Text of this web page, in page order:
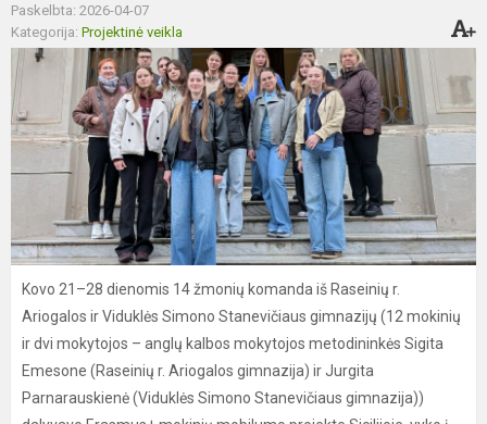
Paskelbta: 2026-04-07
Kategorija: Projektinė veikla
Kovo 21–28 dienomis 14 žmonių komanda iš Raseinių r.
Ariogalos ir Viduklės Simono Stanevičiaus gimnazijų (12 mokinių
ir dvi mokytojos – anglų kalbos mokytojos metodininkės Sigita
Emesone (Raseinių r. Ariogalos gimnazija) ir Jurgita
Parnarauskienė (Viduklės Simono Stanevičiaus gimnazija))